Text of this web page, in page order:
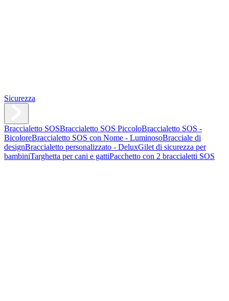
Sicurezza
Braccialetto SOSBraccialetto SOS PiccoloBraccialetto SOS -
BicoloreBraccialetto SOS con Nome - LuminosoBracciale di
designBraccialetto personalizzato - DeluxGilet di sicurezza per
bambiniTarghetta per cani e gattiPacchetto con 2 braccialetti SOS